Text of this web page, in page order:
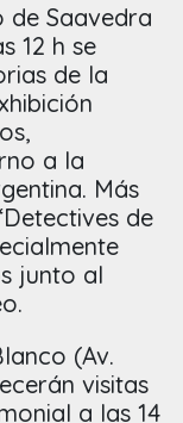
de Saavedra
12 h se
de la
a la
Más
de
junto al
(Av.
visitas
a las 14